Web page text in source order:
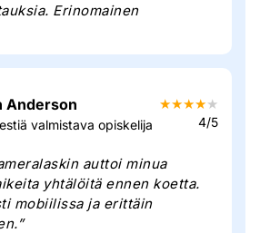
Erinomainen
Anderson
valmistava opiskelija
★★★★★
4/5
auttoi minua
yhtälöitä ennen koetta.
mobiilissa ja erittäin